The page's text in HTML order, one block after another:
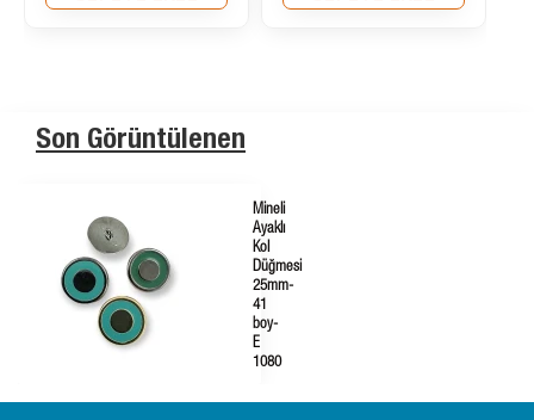
Son Görüntülenen
Mineli
Ayaklı
Kol
Düğmesi
25mm-
41
boy-
E
1080